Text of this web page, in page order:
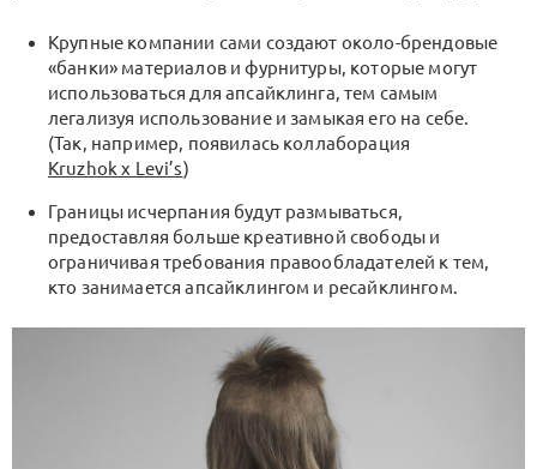
Крупные компании сами создают около-брендовые
«банки» материалов и фурнитуры, которые могут
использоваться для апсайклинга, тем самым
легализуя использование и замыкая его на себе.
(Так, например, появилась коллаборация
Kruzhok x Levi’s)
Границы исчерпания будут размываться,
предоставляя больше креативной свободы и
ограничивая требования правообладателей к тем,
кто занимается апсайклингом и ресайклингом.